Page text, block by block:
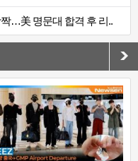
…美 명문대 합격 후 리..